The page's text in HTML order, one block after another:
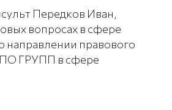
Передков Иван,
вопросах в сфере
направлении правового
ГРУПП в сфере